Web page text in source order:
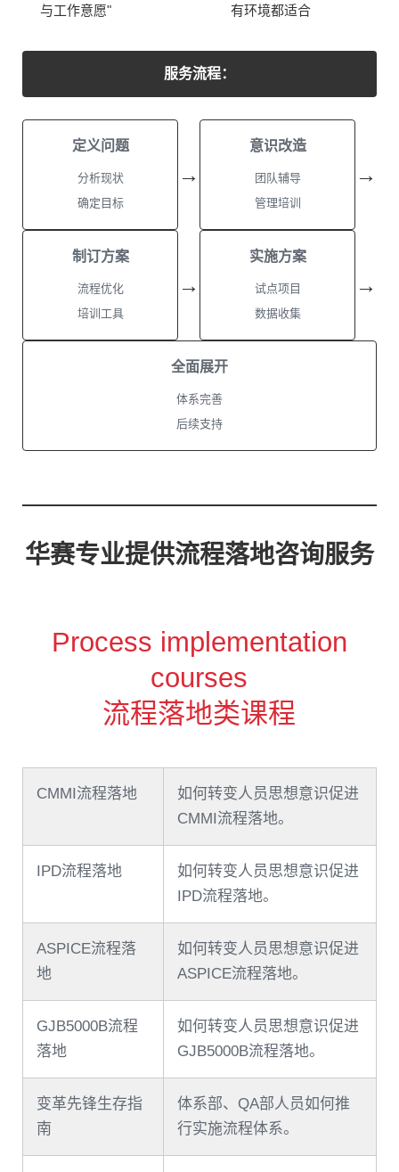
与工作意愿"
有环境都适合
服务流程：
定义问题
分析现状
确定目标
→
意识改造
团队辅导
管理培训
→
制订方案
流程优化
培训工具
→
实施方案
试点项目
数据收集
→
全面展开
体系完善
后续支持
华赛专业提供流程落地咨询服务
Process implementation
courses
流程落地类课程
CMMI流程落地
如何转变人员思想意识促进
CMMI流程落地。
IPD流程落地
如何转变人员思想意识促进
IPD流程落地。
ASPICE流程落
地
如何转变人员思想意识促进
ASPICE流程落地。
GJB5000B流程
落地
如何转变人员思想意识促进
GJB5000B流程落地。
变革先锋生存指
南
体系部、QA部人员如何推
行实施流程体系。